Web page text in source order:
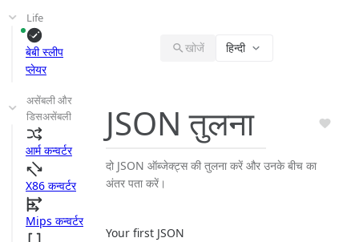
Life
बेबी स्लीप
प्लेयर
असेंबली और
डिसअसेंबली
आर्म कन्वर्टर
X86 कन्वर्टर
Mips कन्वर्टर
खोजें हिन्दी
JSON तुलना
दो JSON ऑब्जेक्ट्स की तुलना करें और उनके बीच का
अंतर पता करें।
Your first JSON